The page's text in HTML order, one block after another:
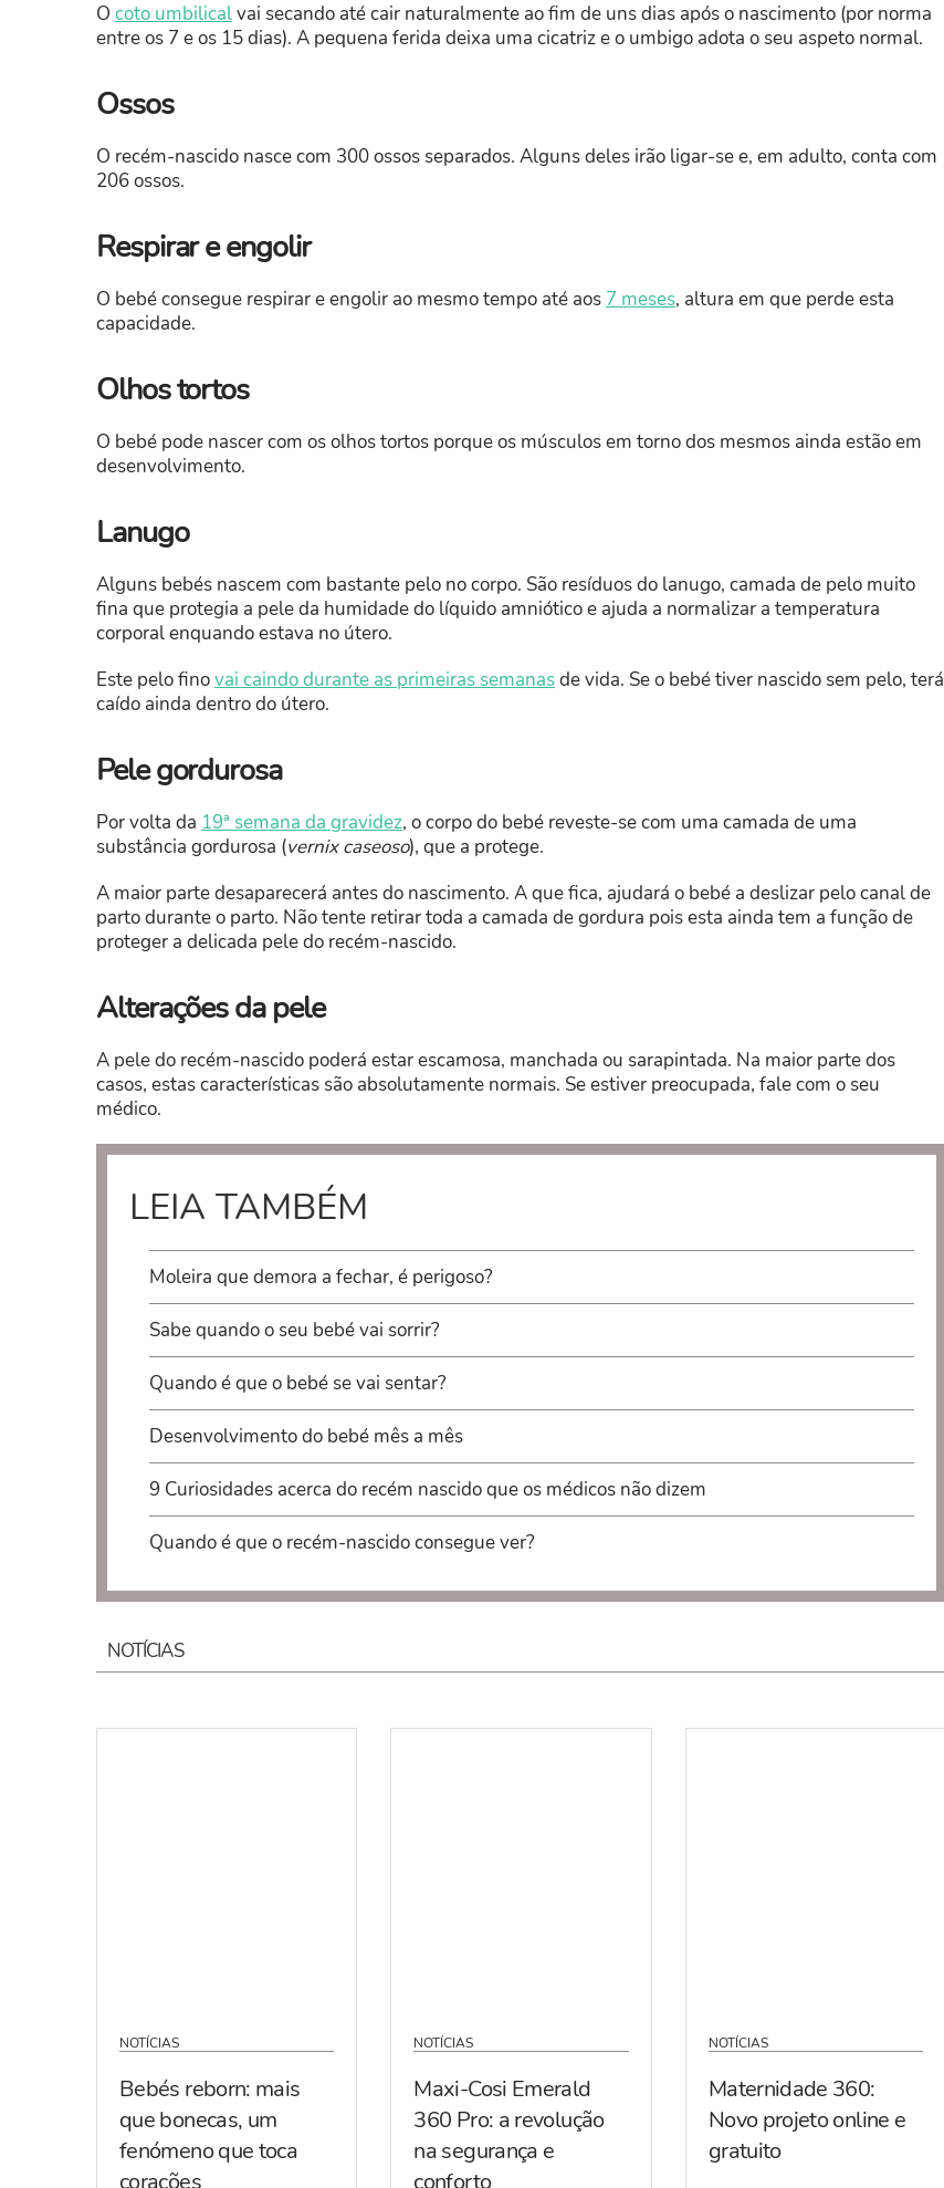
O coto umbilicalvai secando até cair naturalmente ao fim de uns dias após o nascimento (por norma
entre os 7 e os 15 dias). A pequena ferida deixa uma cicatriz e o umbigo adota o seu aspeto normal.
Ossos
O recém-nascido nasce com 300 ossos separados. Alguns deles irão ligar-se e, em adulto, conta com
206 ossos.
Respirar e engolir
O bebé consegue respirar e engolir ao mesmo tempo até aos 7 meses, altura em que perde esta
capacidade.
Olhos tortos
O bebé pode nascer com os olhos tortos porque os músculos em torno dos mesmos ainda estão em
desenvolvimento.
Lanugo
Alguns bebés nascem com bastante pelo no corpo. São resíduos do lanugo, camada de pelo muito
fina que protegia a pele da humidade do líquido amniótico e ajuda a normalizar a temperatura
corporal enquando estava no útero.
Este pelo finovai caindo durante as primeiras semanasde vida. Se o bebé tiver nascido sem pelo, terá
caído ainda dentro do útero.
Pele gordurosa
Por volta da 19ª semana da gravidez, o corpo do bebé reveste-se com uma camada de uma
substância gordurosa (vernix caseoso), que a protege.
A maior parte desaparecerá antes do nascimento. A que fica, ajudará o bebé a deslizar pelo canal de
parto durante o parto. Não tente retirar toda a camada de gordura pois esta ainda tem a função de
proteger a delicada pele do recém-nascido.
Alterações da pele
A pele do recém-nascido poderá estar escamosa, manchada ou sarapintada. Na maior parte dos
casos, estas características são absolutamente normais. Se estiver preocupada, fale com o seu
médico.
LEIA TAMBÉM
Moleira que demora a fechar, é perigoso?
Sabe quando o seu bebé vai sorrir?
Quando é que o bebé se vai sentar?
Desenvolvimento do bebé mês a mês
9 Curiosidades acerca do recém nascido que os médicos não dizem
Quando é que o recém-nascido consegue ver?
NOTÍCIAS
NOTÍCIAS
Bebés reborn: mais
que bonecas, um
fenómeno que toca
corações
NOTÍCIAS
Maxi-Cosi Emerald
360 Pro: a revolução
na segurança e
conforto
NOTÍCIAS
Maternidade 360:
Novo projeto online e
gratuito